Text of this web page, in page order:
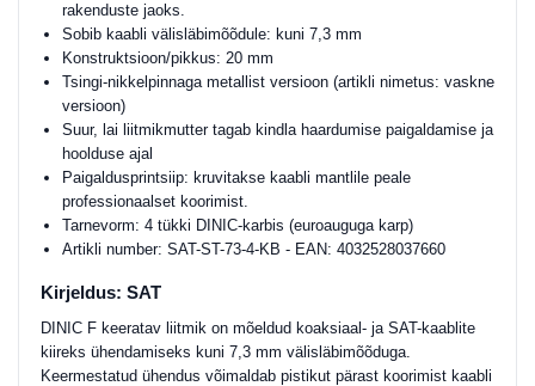
rakenduste jaoks.
Sobib kaabli välisläbimõõdule: kuni 7,3 mm
Konstruktsioon/pikkus: 20 mm
Tsingi-nikkelpinnaga metallist versioon (artikli nimetus: vaskne
versioon)
Suur, lai liitmikmutter tagab kindla haardumise paigaldamise ja
hoolduse ajal
Paigaldusprintsiip: kruvitakse kaabli mantlile peale
professionaalset koorimist.
Tarnevorm: 4 tükki DINIC-karbis (euroauguga karp)
Artikli number: SAT-ST-73-4-KB - EAN: 4032528037660
Kirjeldus: SAT
DINIC F keeratav liitmik on mõeldud koaksiaal- ja SAT-kaablite
kiireks ühendamiseks kuni 7,3 mm välisläbimõõduga.
Keermestatud ühendus võimaldab pistikut pärast koorimist kaabli